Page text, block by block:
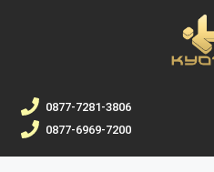
0877-7281-3806
0877-6969-7200